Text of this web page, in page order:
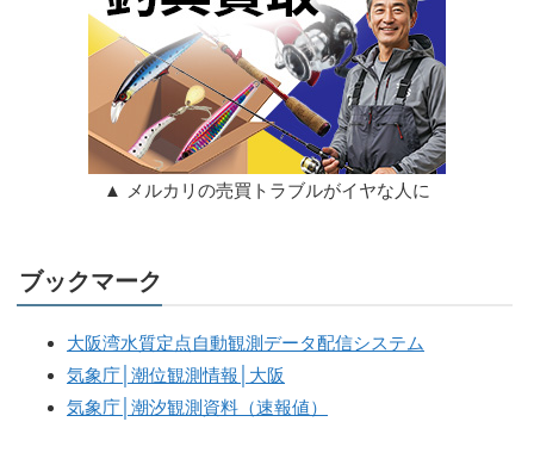
▲ メルカリの売買トラブルがイヤな人に
ブックマーク
大阪湾水質定点自動観測データ配信システム
気象庁│潮位観測情報│大阪
気象庁│潮汐観測資料（速報値）